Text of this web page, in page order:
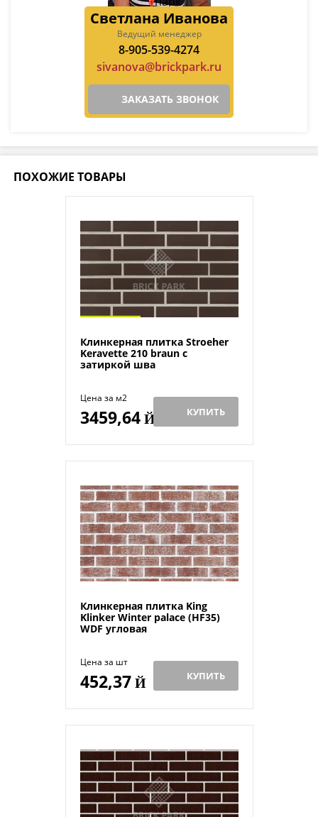
Светлана Иванова
Ведущий менеджер
8-905-539-4274
sivanova@brickpark.ru
ЗАКАЗАТЬ ЗВОНОК
ПОХОЖИЕ ТОВАРЫ
Клинкерная плитка Stroeher
Keravette 210 braun с
затиркой шва
Цена за м2
3459,64Й КУПИТЬ
Клинкерная плитка King
Klinker Winter palace (HF35)
WDF угловая
Цена за шт
452,37Й КУПИТЬ